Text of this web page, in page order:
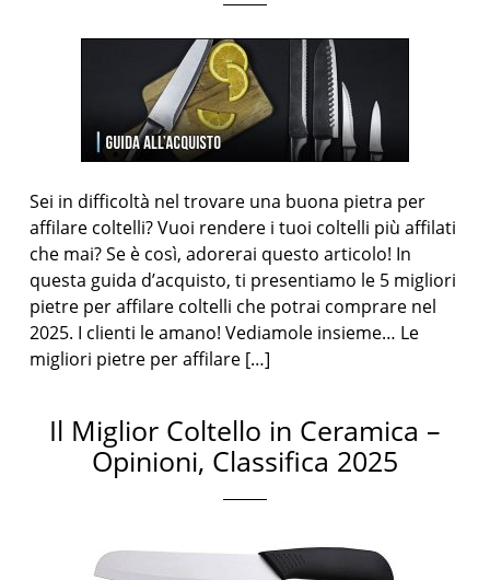
Sei in difficoltà nel trovare una buona pietra per
affilare coltelli? Vuoi rendere i tuoi coltelli più affilati
che mai? Se è così, adorerai questo articolo! In
questa guida d’acquisto, ti presentiamo le 5 migliori
pietre per affilare coltelli che potrai comprare nel
2025. I clienti le amano! Vediamole insieme… Le
migliori pietre per affilare […]
Il Miglior Coltello in Ceramica –
Opinioni, Classifica 2025